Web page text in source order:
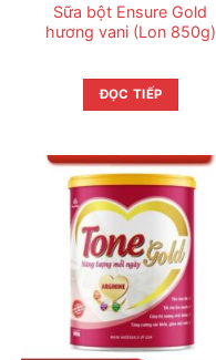
Sữa bột Ensure Gold
hương vani (Lon 850g)
ĐỌC TIẾP